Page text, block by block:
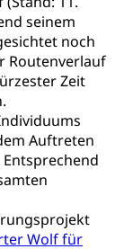
seinem
noch
Routenverlauf
Zeit
Auftreten
Wolf für